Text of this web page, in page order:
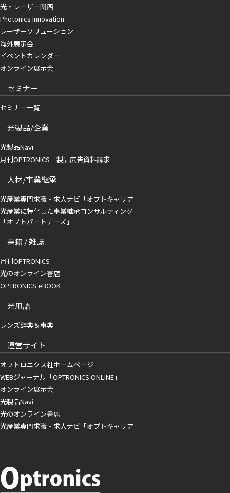
光・レーザー関西
Photonics Innovation
レーザーソリューション
海外展示会
イベントカレンダー
オンライン展示会
セミナー
セミナー一覧
光製品/企業
光製品Navi
月刊OPTRONICS 製品広告資料請求
人材/事業継承
光産業専門求職・求人ナビ「オプトキャリア」
光産業に特化した事業継承コンサルティング
「オプトパートナーズ」
書籍 / 雑誌
月刊OPTRONICS
光のオンライン書店
OPTRONICS eBOOK
光用語
レンズ辞典＆事典
運営サイト
オプトロニクス社ホームページ
WEBジャーナル「OPTRONICS ONLINE」
オンライン展示会
光製品Navi
光のオンライン書店
光産業専門求職・求人ナビ「オプトキャリア」